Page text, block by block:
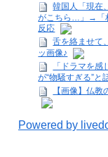
韓国人「現在
がこちら…」→「
反応
舌を絡ませて
ッ画像♪
「ドラマを
が“物騒すぎる”と
【画像】仏
Powered by